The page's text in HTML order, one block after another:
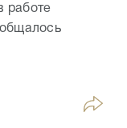
работе